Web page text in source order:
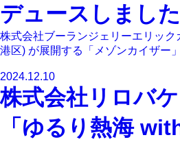
デュースしました
株式会社ブーランジェリーエリッ
港区) が展開する「メゾンカイザー
2024.12.10
株式会社リロバ
「ゆるり熱海